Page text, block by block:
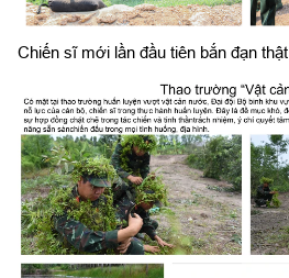
Chiến sĩ mới lần đầu tiên bắn đạn thật